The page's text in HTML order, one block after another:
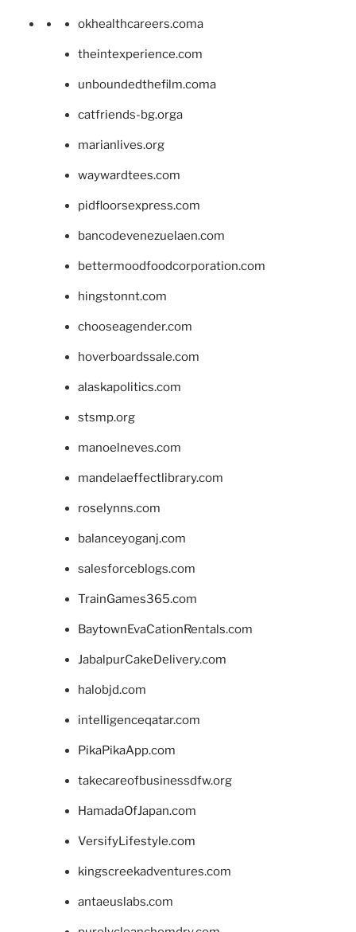
okhealthcareers.coma
theintexperience.com
unboundedthefilm.coma
catfriends-bg.orga
marianlives.org
waywardtees.com
pidfloorsexpress.com
bancodevenezuelaen.com
bettermoodfoodcorporation.com
hingstonnt.com
chooseagender.com
hoverboardssale.com
alaskapolitics.com
stsmp.org
manoelneves.com
mandelaeffectlibrary.com
roselynns.com
balanceyoganj.com
salesforceblogs.com
TrainGames365.com
BaytownEvaCationRentals.com
JabalpurCakeDelivery.com
halobjd.com
intelligenceqatar.com
PikaPikaApp.com
takecareofbusinessdfw.org
HamadaOfJapan.com
VersifyLifestyle.com
kingscreekadventures.com
antaeuslabs.com